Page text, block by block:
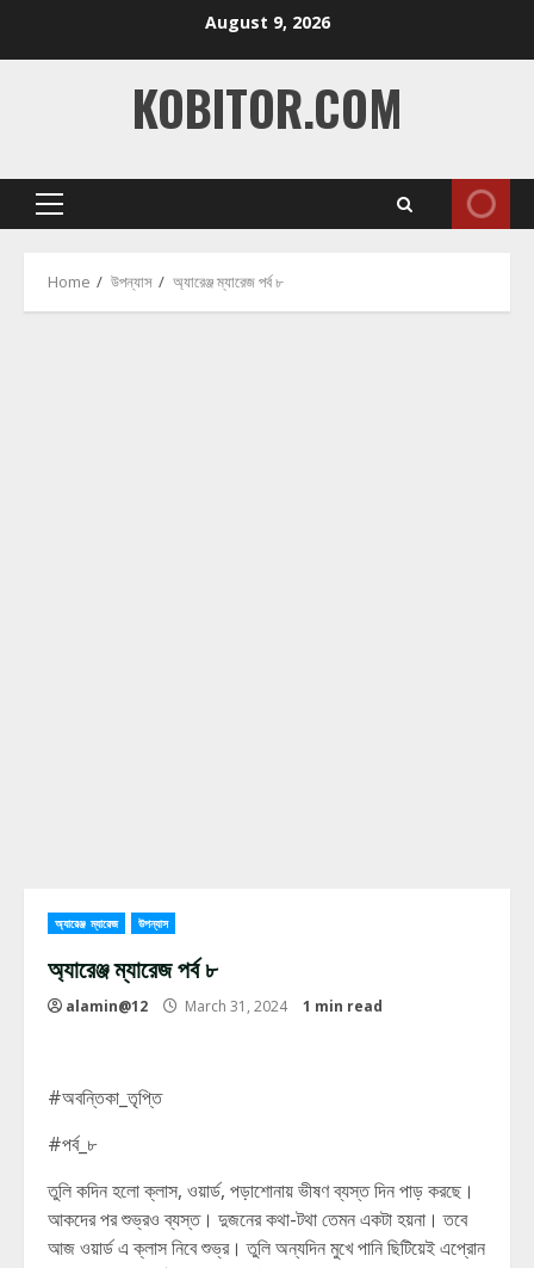
August 9, 2026
KOBITOR.COM
Primary
Home উপন্যাস অ্যারেঞ্জ ম্যারেজ পর্ব ৮
অ্যারেঞ্জ ম্যারেজ উপন্যাস
অ্যারেঞ্জ ম্যারেজ পর্ব ৮
alamin@12 March 31, 2024 1 min read
#অবন্তিকা_তৃপ্তি
#পর্ব_৮
তুলি কদিন হলো ক্লাস, ওয়ার্ড, পড়াশোনায় ভীষণ ব্যস্ত দিন পাড় করছে।
আকদের পর শুভ্রও ব্যস্ত। দুজনের কথা-টথা তেমন একটা হয়না। তবে
আজ ওয়ার্ড এ ক্লাস নিবে শুভ্র। তুলি অন্যদিন মুখে পানি ছিটিয়েই এপ্রোন